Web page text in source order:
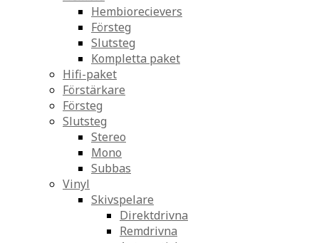
Hembiorecievers
Försteg
Slutsteg
Kompletta paket
Hifi-paket
Förstärkare
Försteg
Slutsteg
Stereo
Mono
Subbas
Vinyl
Skivspelare
Direktdrivna
Remdrivna